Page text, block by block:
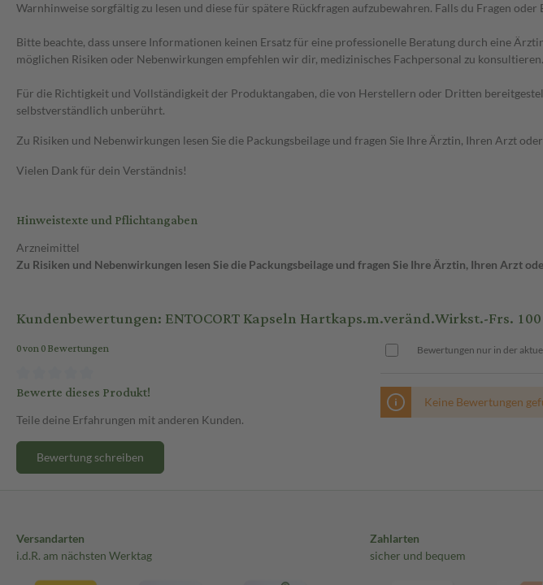
Warnhinweise sorgfältig zu lesen und diese für spätere Rückfragen aufzubewahren. Falls du Fragen
Bitte beachte, dass unsere Informationen keinen Ersatz für eine professionelle Beratung durch eine
möglichen Risiken oder Nebenwirkungen empfehlen wir dir, medizinisches Fachpersonal zu konsultieren.
Für die Richtigkeit und Vollständigkeit der Produktangaben, die von Herstellern oder Dritten
selbstverständlich unberührt.
Zu Risiken und Nebenwirkungen lesen Sie die Packungsbeilage und fragen Sie Ihre Ärztin, Ihren Arzt
Vielen Dank für dein Verständnis!
Hinweistexte und Pflichtangaben
Arzneimittel
Zu Risiken und Nebenwirkungen lesen Sie die Packungsbeilage und fragen Sie Ihre Ärztin, Ihren Arzt
Kundenbewertungen: ENTOCORT Kapseln Hartkaps.m.veränd.Wirkst.-Frs.
0 von 0 Bewertungen
Bewerte dieses Produkt!
Teile deine Erfahrungen mit anderen Kunden.
Bewertung schreiben
Bewertungen nur in der
Keine Bewertungen
Versandarten
i.d.R. am nächsten Werktag
Zahlarten
sicher und bequem